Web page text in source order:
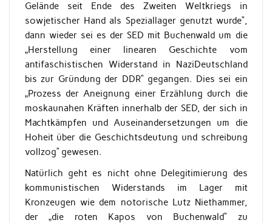
Gelände seit Ende des Zweiten Weltkriegs in
sowjetischer Hand als Speziallager genutzt wurde“,
dann wieder sei es der SED mit Buchenwald um die
„Herstellung einer linearen Geschichte vom
antifaschistischen Widerstand in NaziDeutschland
bis zur Gründung der DDR“ gegangen. Dies sei ein
„Prozess der Aneignung einer Erzählung durch die
moskaunahen Kräften innerhalb der SED, der sich in
Machtkämpfen und Auseinandersetzungen um die
Hoheit über die Geschichtsdeutung und schreibung
vollzog“ gewesen.
Natürlich geht es nicht ohne Delegitimierung des
kommunistischen Widerstands im Lager mit
Kronzeugen wie dem notorische Lutz Niethammer,
der „die roten Kapos von Buchenwald“ zu